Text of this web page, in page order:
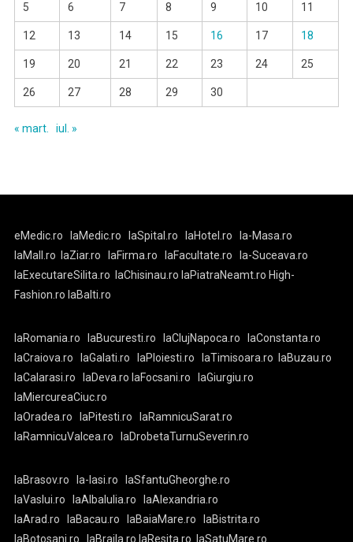
5 6 7 8 9 10 11
12 13 14 15 16 17 18
19 20 21 22 23 24 25
26 27 28 29 30
« mart. iul. »
eMedic.ro laMedic.ro laSpital.ro laHotel.ro
la-Masa.ro
laMall.ro
laZiar.ro laFirma.ro laFacultate.ro
la-Suceava.ro
laExecutareSilita.ro
laChisinau.ro laPiatraNeamt.ro High-
Fashion.ro laBalti.ro
laRomania.ro laBucuresti.ro laClujNapoca.ro
laConstanta.ro
laCraiova.ro
laGalati.ro laPloiesti.ro laTimisoara.ro
laBuzau.ro
laCalarasi.ro
laDeva.ro laFocsani.ro
laGiurgiu.ro
laMiercureaCiuc.ro
laOradea.ro
laPitesti.ro
laRamnicuSarat.ro
laRamnicuValcea.ro
laDrobetaTurnuSeverin.ro
laBrasov.ro la-Iasi.ro
laSfantuGheorghe.ro
laVaslui.ro
laAlbaIulia.ro
laAlexandria.ro
laArad.ro
laBacau.ro laBaiaMare.ro
laBistrita.ro
laBotosani.ro
laBraila.ro laResita.ro laSatuMare.ro